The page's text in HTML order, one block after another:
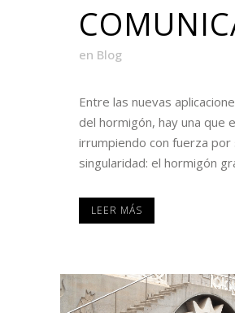
en Blog
Entre las nuevas
del hormigón, hay una que
irrumpiendo con fuerza por
singularidad: el hormigón
LEER MÁS